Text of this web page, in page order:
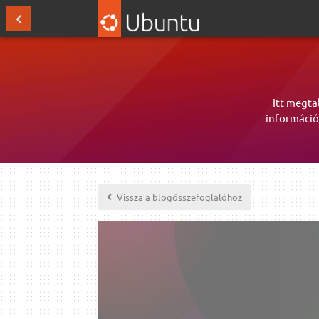
Itt
Vissza a blogösszefoglalóhoz